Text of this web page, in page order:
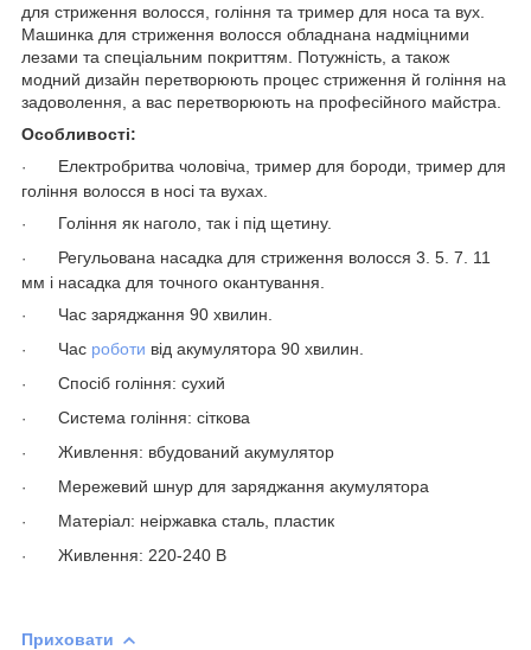
для стриження волосся, гоління та тример для носа та вух.
Машинка для стриження волосся обладнана надміцними
лезами та спеціальним покриттям. Потужність, а також
модний дизайн перетворюють процес стриження й гоління на
задоволення, а вас перетворюють на професійного майстра.
Особливості:
·
Електробритва чоловіча, тример для бороди, тример для
гоління волосся в носі та вухах.
· Гоління як наголо, так і під щетину.
·
Регульована насадка для стриження волосся 3. 5. 7. 11
мм і насадка для точного окантування.
· Час заряджання 90 хвилин.
· Час роботи від акумулятора 90 хвилин.
· Спосіб гоління: сухий
· Система гоління: сіткова
· Живлення: вбудований акумулятор
· Мережевий шнур для заряджання акумулятора
· Матеріал: неіржавка сталь, пластик
· Живлення: 220-240 В
Приховати